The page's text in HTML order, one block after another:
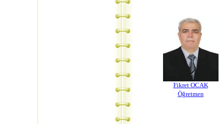
Fikret OCAK
Öğretmen